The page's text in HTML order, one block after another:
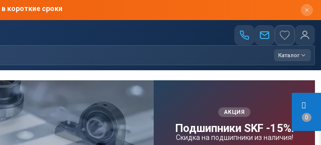
0
короткие сроки
Каталог
АКЦИЯ
Подшипники SKF -15%!
Скидка на подшипники из наличия!